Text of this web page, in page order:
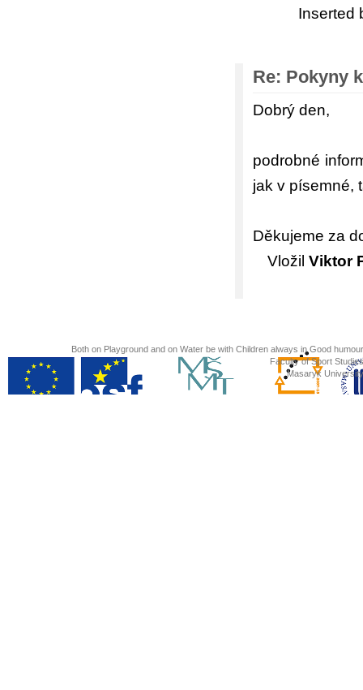
Inserted
Re: Pokyny
Dobrý den,
podrobné
jak v písemné,
Děkujeme za
Vložil Viktor
Both on Playground and on Water be with Children always in Good
Faculty of Sport
Masaryk